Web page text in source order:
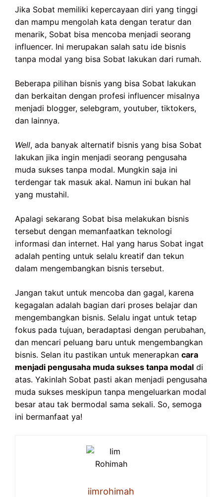
Jika Sobat memiliki kepercayaan diri yang tinggi
dan mampu mengolah kata dengan teratur dan
menarik, Sobat bisa mencoba menjadi seorang
influencer. Ini merupakan salah satu ide bisnis
tanpa modal yang bisa Sobat lakukan dari rumah.
Beberapa pilihan bisnis yang bisa Sobat lakukan
dan berkaitan dengan profesi influencer misalnya
menjadi blogger, selebgram, youtuber, tiktokers,
dan lainnya.
Well, ada banyak alternatif bisnis yang bisa Sobat
lakukan jika ingin menjadi seorang pengusaha
muda sukses tanpa modal. Mungkin saja ini
terdengar tak masuk akal. Namun ini bukan hal
yang mustahil.
Apalagi sekarang Sobat bisa melakukan bisnis
tersebut dengan memanfaatkan teknologi
informasi dan internet. Hal yang harus Sobat ingat
adalah penting untuk selalu kreatif dan tekun
dalam mengembangkan bisnis tersebut.
Jangan takut untuk mencoba dan gagal, karena
kegagalan adalah bagian dari proses belajar dan
mengembangkan bisnis. Selalu ingat untuk tetap
fokus pada tujuan, beradaptasi dengan perubahan,
dan mencari peluang baru untuk mengembangkan
bisnis. Selan itu pastikan untuk menerapkan cara
menjadi pengusaha muda sukses tanpa modal di
atas. Yakinlah Sobat pasti akan menjadi pengusaha
muda sukses meskipun tanpa mengeluarkan modal
besar atau tak bermodal sama sekali. So, semoga
ini bermanfaat ya!
iimrohimah